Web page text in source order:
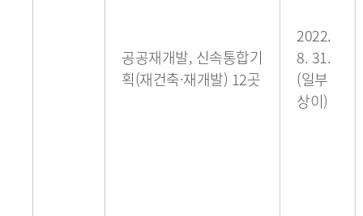
공공재개발, 신속통합기
획(재건축·재개발) 12곳
2022.
8. 31.
(일부
상이)